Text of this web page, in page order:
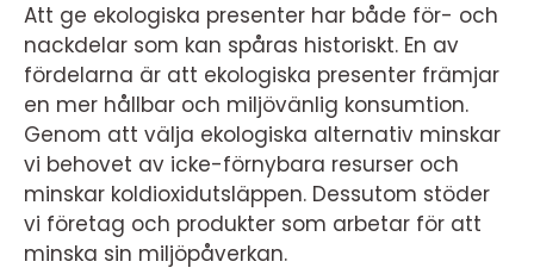
Att ge ekologiska presenter har både för- och
nackdelar som kan spåras historiskt. En av
fördelarna är att ekologiska presenter främjar
en mer hållbar och miljövänlig konsumtion.
Genom att välja ekologiska alternativ minskar
vi behovet av icke-förnybara resurser och
minskar koldioxidutsläppen. Dessutom stöder
vi företag och produkter som arbetar för att
minska sin miljöpåverkan.